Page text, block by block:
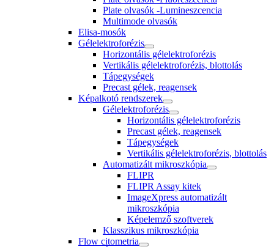
Plate olvasók -Lumineszcencia
Multimode olvasók
Elisa-mosók
Gélelektroforézis
Horizontális gélelektroforézis
Vertikális gélelektroforézis, blottolás
Tápegységek
Precast gélek, reagensek
Képalkotó rendszerek
Gélelektroforézis
Horizontális gélelektroforézis
Precast gélek, reagensek
Tápegységek
Vertikális gélelektroforézis, blottolás
Automatizált mikroszkópia
FLIPR
FLIPR Assay kitek
ImageXpress automatizált
mikroszkópia
Képelemző szoftverek
Klasszikus mikroszkópia
Flow citometria